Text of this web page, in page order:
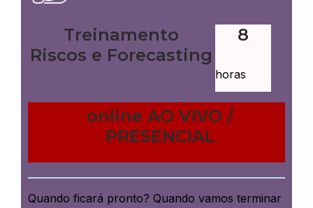
Treinamento
Riscos e Forecasting
8
horas
online AO VIVO /
PRESENCIAL
Quando ficará pronto? Quando vamos terminar